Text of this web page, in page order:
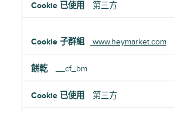
第三方
www.heymarket.com
__cf_bm
第三方